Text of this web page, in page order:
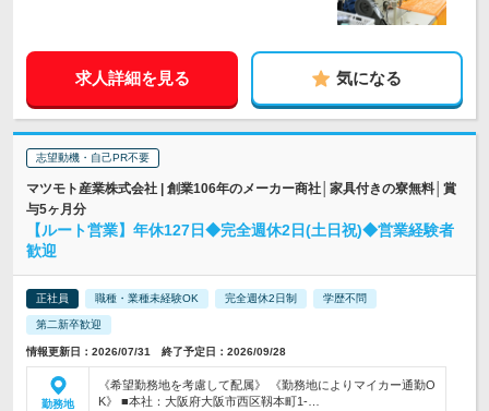
求人詳細を見る 気になる
志望動機・自己PR不要
マツモト産業株式会社 | 創業106年のメーカー商社│家具付きの寮無料│賞
与5ヶ月分
【ルート営業】年休127日◆完全週休2日(土日祝)◆営業経験者
歓迎
正社員 職種・業種未経験OK 完全週休2日制 学歴不問
第二新卒歓迎
情報更新日：2026/07/31 終了予定日：2026/09/28
勤務地
《希望勤務地を考慮して配属》 《勤務地によりマイカー通勤O
K》 ■本社：大阪府大阪市西区靱本町1-…